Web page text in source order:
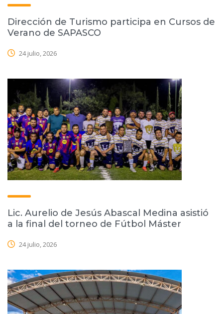
Dirección de Turismo participa en Cursos de
Verano de SAPASCO
24 julio, 2026
Lic. Aurelio de Jesús Abascal Medina asistió
a la final del torneo de Fútbol Máster
24 julio, 2026